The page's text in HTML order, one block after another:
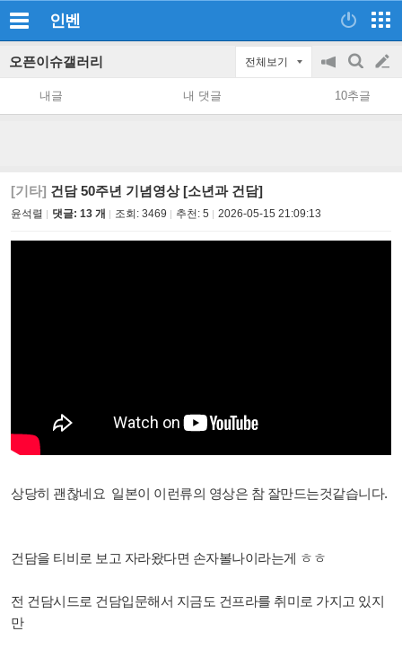
인벤
오픈이슈갤러리 전체보기
공
지
on/off
검
색
글
쓰
내글 내 댓글 10추글
[기타] 건담 50주년 기념영상 [소년과 건담]
윤석렬 댓글: 13 개 조회: 3469 추천: 5 2026-05-15 21:09:13
상당히 괜찮네요 일본이 이런류의 영상은 참 잘만드는것같습니다.
건담을 티비로 보고 자라왔다면 손자볼나이라는게 ㅎㅎ
전 건담시드로 건담입문해서 지금도 건프라를 취미로 가지고 있지
만